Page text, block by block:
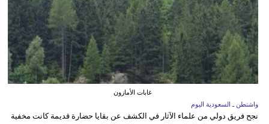
غابات الأمازون
واشنطن ـ السعودية اليوم
نجح فريق دولي من علماء الآثار في الكشف عن بقايا حضارة قديمة كانت مخفية